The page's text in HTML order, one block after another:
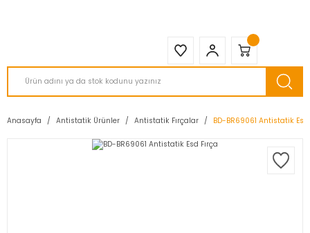
Anasayfa Antistatik Ürünler Antistatik Fırçalar BD-BR69061 Antistatik Esd